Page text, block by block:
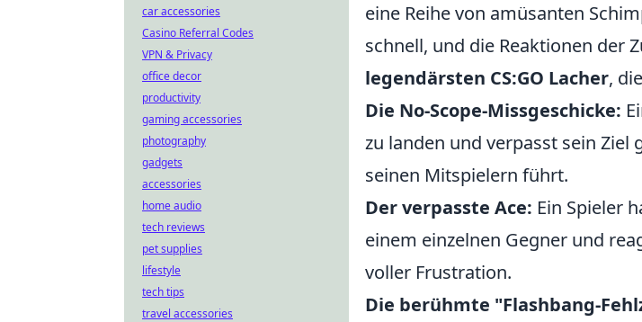
eine Reihe von amüsanten
schnell, und die Reaktionen der
legendärsten CS:GO Lacher,
Die No-Scope-Missgeschicke:
zu landen und verpasst sein Ziel
seinen Mitspielern führt.
Der verpasste Ace: Ein Spieler
einem einzelnen Gegner und
voller Frustration.
Die berühmte "Flashbang-
car accessories
Casino Referral Codes
VPN & Privacy
office decor
productivity
gaming accessories
photography
gadgets
accessories
home audio
tech reviews
pet supplies
lifestyle
tech tips
travel accessories